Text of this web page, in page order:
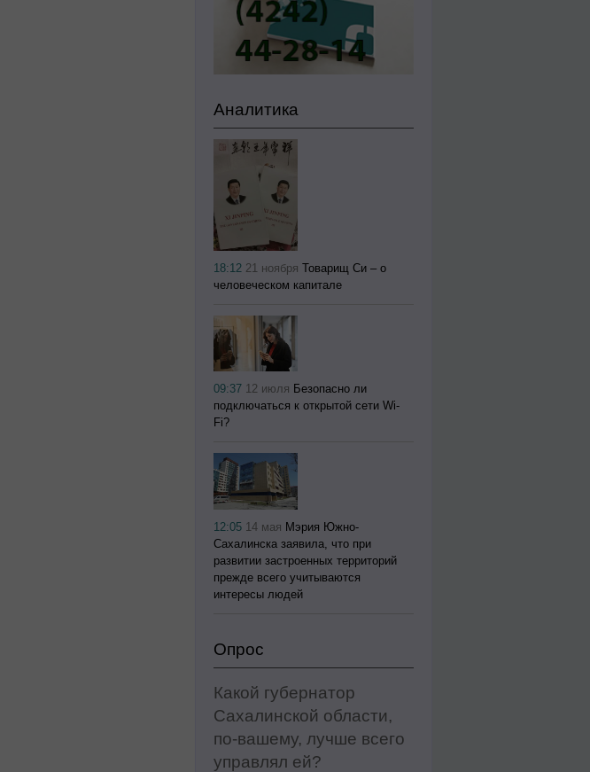
Аналитика
18:12 21 ноября Товарищ Си – о
человеческом капитале
09:37 12 июля Безопасно ли
подключаться к открытой сети Wi-
Fi?
12:05 14 мая Мэрия Южно-
Сахалинска заявила, что при
развитии застроенных территорий
прежде всего учитываются
интересы людей
Опрос
Какой губернатор
Сахалинской области,
по-вашему, лучше всего
управлял ей?